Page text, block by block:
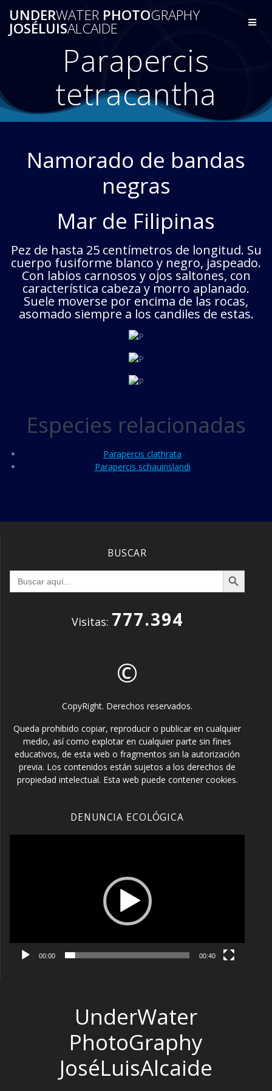
al
UNDERWATER PHOTOGRAPHY
JOSÉLUISALCAIDE
Parapercis
tetracantha
Namorado de bandas
negras
Mar de Filipinas
Pez de hasta 25 centímetros de longitud. Su
cuerpo fusiforme blanco y negro, jaspeado.
Con labios carnosos y ojos saltones, con
característica cabeza y morro aplanado.
Suele moverse por encima de las rocas,
asomado siempre a los candiles de estas.
Especies relacionadas
Parapercis clathrata
Parapercis schauinslandi
BUSCAR
Buscar: Botón de búsqueda
Visitas: 777.394
©
CopyRight. Derechos reservados.
Queda prohibido copiar, reproducir o publicar en cualquier
medio, así como explotar en cualquier parte sin fines
educativos, de esta web o fragmentos sin la autorización
previa. Los contenidos están sujetos a los derechos de
propiedad intelectual. Esta web puede contener cookies.
DENUNCIA ECOLÓGICA
00:00 00:40
UnderWater
PhotoGraphy
JoséLuisAlcaide